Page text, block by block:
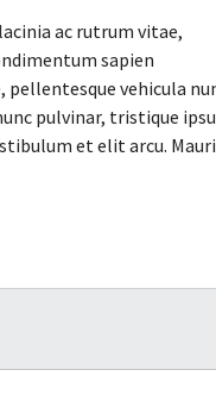
ac rutrum vitae,
sapien
vehicula
pulvinar, tristique
et elit arcu.